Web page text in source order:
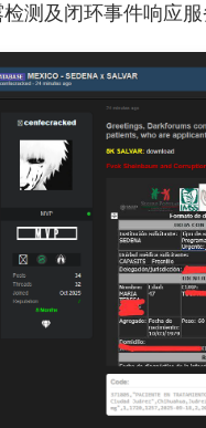
测及闭环事件响应服